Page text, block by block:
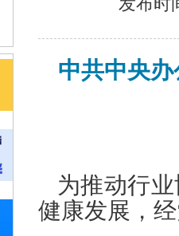
发布
中共中央
为推动行
健康发展，